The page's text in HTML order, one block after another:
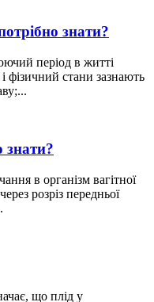
знати?
період в житті
фізичний стани зазнають
знати?
в організм вагітної
розріз передньої
що плід у